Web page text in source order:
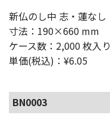
新仏のし中 志・蓮なし
寸法：190×660 mm
ケース数：2,000 枚入り
単価(税込)：¥6.05
BN0003